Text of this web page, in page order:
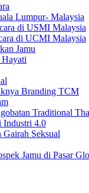
Lumpur- Malaysia
di USMI Malaysia
di UCMI Malaysia
Jamu
Branding TCM
Traditional
Industri 4.0
Seksual
Jamu di Pasar